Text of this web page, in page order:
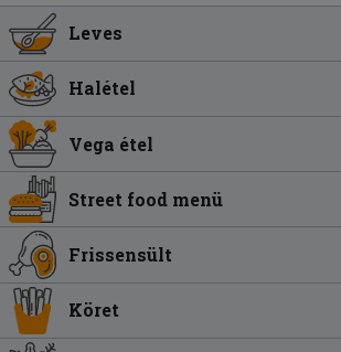
Leves
Halétel
Vega étel
Street food menü
Frissensült
Köret